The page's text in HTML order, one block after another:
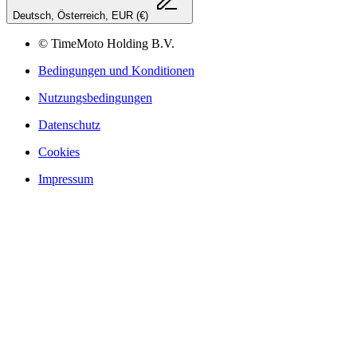
Deutsch, Österreich, EUR (€)
© TimeMoto Holding B.V.
Bedingungen und Konditionen
Nutzungsbedingungen
Datenschutz
Cookies
Impressum